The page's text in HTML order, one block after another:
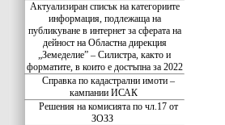
Актуализиран списък на категориите
информация, подлежаща на
публикуване в интернет за сферата на
дейност на Областна дирекция
„Земеделие” – Силистра, както и
форматите, в които е достъпна за 2022
Справка по кадастрални имоти –
кампании ИСАК
Решения на комисията по чл.17 от
ЗОЗЗ